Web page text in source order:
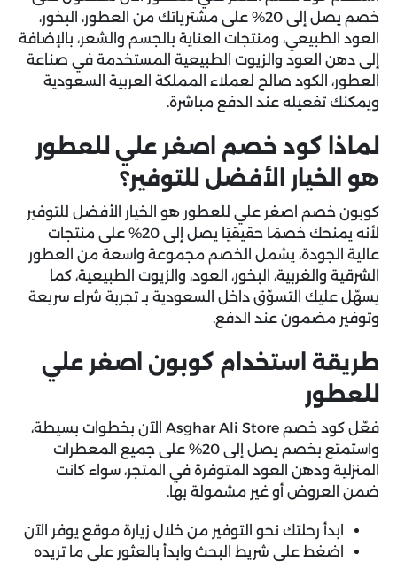
خصم يصل إلى 20% على مشترياتك من العطور، البخور،
العود الطبيعي، ومنتجات العناية بالجسم والشعر، بالإضافة
إلى دهن العود والزيوت الطبيعية المستخدمة في صناعة
العطور، الكود صالح لعملاء المملكة العربية السعودية
ويمكنك تفعيله عند الدفع مباشرة.
لماذا كود خصم اصغر علي للعطور
هو الخيار الأفضل للتوفير؟
كوبون خصم اصغر علي للعطور هو الخيار الأفضل للتوفير
لأنه يمنحك خصمًا حقيقيًا يصل إلى 20% على منتجات
عالية الجودة، يشمل الخصم مجموعة واسعة من العطور
الشرقية والغربية، البخور، العود، والزيوت الطبيعية، كما
يسهّل عليك التسوّق داخل السعودية بـ تجربة شراء سريعة
وتوفير مضمون عند الدفع.
طريقة استخدام كوبون اصغر علي
للعطور
فعّل كود خصم Asghar Ali Store
الآن بخطوات بسيطة،
واستمتع بخصم يصل إلى 20% على جميع المعطرات
المنزلية ودهن العود المتوفرة في المتجر، سواء كانت
ضمن العروض أو غير مشمولة بها.
ابدأ رحلتك نحو التوفير من خلال زيارة موقع يوفر الآن
اضغط على شريط البحث وابدأ بالعثور على ما تريده